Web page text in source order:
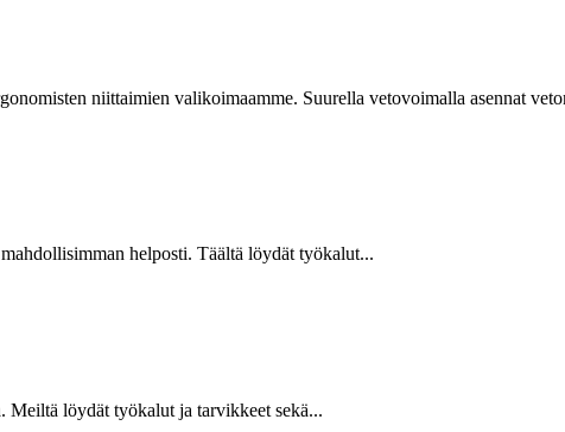
niittaimien valikoimaamme. Suurella vetovoimalla asennat
helposti. Täältä löydät työkalut...
Meiltä löydät työkalut ja tarvikkeet sekä...